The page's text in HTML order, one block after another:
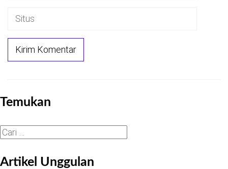
Temukan
Cari
Artikel Unggulan